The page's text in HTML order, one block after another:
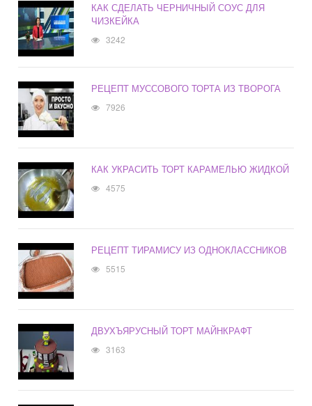
КАК СДЕЛАТЬ ЧЕРНИЧНЫЙ СОУС ДЛЯ
ЧИЗКЕЙКА
3242
РЕЦЕПТ МУССОВОГО ТОРТА ИЗ ТВОРОГА
7926
КАК УКРАСИТЬ ТОРТ КАРАМЕЛЬЮ ЖИДКОЙ
4575
РЕЦЕПТ ТИРАМИСУ ИЗ ОДНОКЛАССНИКОВ
5515
ДВУХЪЯРУСНЫЙ ТОРТ МАЙНКРАФТ
3163